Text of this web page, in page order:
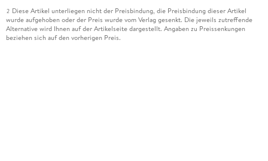
2 Diese Artikel unterliegen nicht der Preisbindung, die Preisbindung dieser Artikel
wurde aufgehoben oder der Preis wurde vom Verlag gesenkt. Die jeweils zutreffende
Alternative wird Ihnen auf der Artikelseite dargestellt. Angaben zu Preissenkungen
beziehen sich auf den vorherigen Preis.